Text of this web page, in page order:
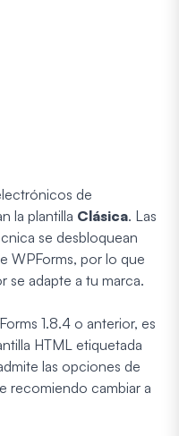
de
la plantilla Clásica. Las
se desbloquean
WPForms, por lo que
se adapte a tu marca.
1.8.4 o anterior, es
HTML etiquetada
las opciones de
recomiendo cambiar a